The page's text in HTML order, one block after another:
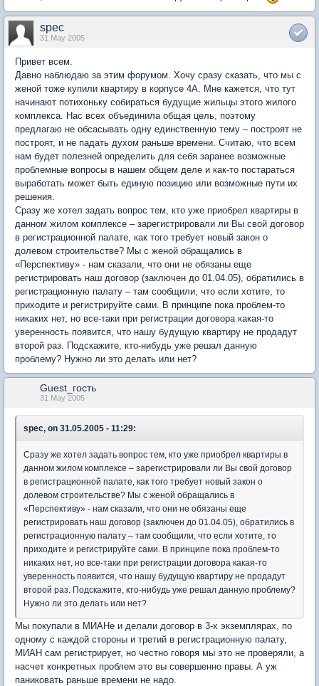
spec
31 May 2005
Привет всем.
Давно наблюдаю за этим форумом. Хочу сразу сказать, что мы с
женой тоже купили квартиру в корпусе 4А. Мне кажется, что тут
начинают потихоньку собираться будущие жильцы этого жилого
комплекса. Нас всех объединила общая цель, поэтому
предлагаю не обсасывать одну единственную тему – построят не
построят, и не падать духом раньше времени. Считаю, что всем
нам будет полезней определить для себя заранее возможные
проблемные вопросы в нашем общем деле и как-то постараться
выработать может быть единую позицию или возможные пути их
решения.
Сразу же хотел задать вопрос тем, кто уже приобрел квартиры в
данном жилом комплексе – зарегистрировали ли Вы свой договор
в регистрационной палате, как того требует новый закон о
долевом строительстве? Мы с женой обращались в
«Перспективу» - нам сказали, что они не обязаны еще
регистрировать наш договор (заключен до 01.04.05), обратились в
регистрационную палату – там сообщили, что если хотите, то
приходите и регистрируйте сами. В принципе пока проблем-то
никаких нет, но все-таки при регистрации договора какая-то
уверенность появится, что нашу будущую квартиру не продадут
второй раз. Подскажите, кто-нибудь уже решал данную
проблему? Нужно ли это делать или нет?
Guest_гость
31 May 2005
spec, on 31.05.2005 - 11:29:
Сразу же хотел задать вопрос тем, кто уже приобрел квартиры в
данном жилом комплексе – зарегистрировали ли Вы свой договор
в регистрационной палате, как того требует новый закон о
долевом строительстве? Мы с женой обращались в
«Перспективу» - нам сказали, что они не обязаны еще
регистрировать наш договор (заключен до 01.04.05), обратились в
регистрационную палату – там сообщили, что если хотите, то
приходите и регистрируйте сами. В принципе пока проблем-то
никаких нет, но все-таки при регистрации договора какая-то
уверенность появится, что нашу будущую квартиру не продадут
второй раз. Подскажите, кто-нибудь уже решал данную проблему?
Нужно ли это делать или нет?
Мы покупали в МИАНе и делали договор в 3-х экземплярах, по
одному с каждой стороны и третий в регистрационную палату,
МИАН сам регистрирует, но честно говоря мы это не проверяли, а
насчет конкретных проблем это вы совершенно правы. А уж
паниковать раньше времени не надо.